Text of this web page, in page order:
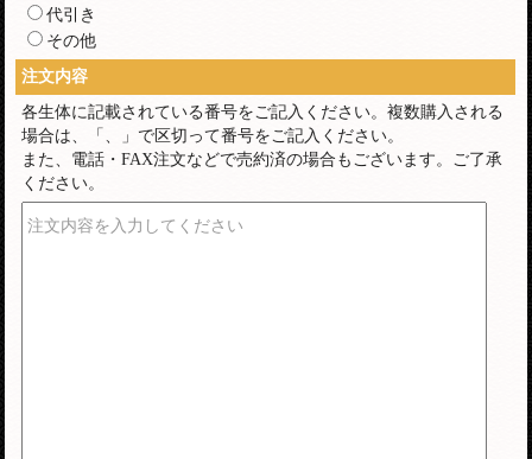
代引き
その他
注文内容
各生体に記載されている番号をご記入ください。複数購入される
場合は、「、」で区切って番号をご記入ください。
また、電話・FAX注文などで売約済の場合もございます。ご了承
ください。
注文内容を入力してください